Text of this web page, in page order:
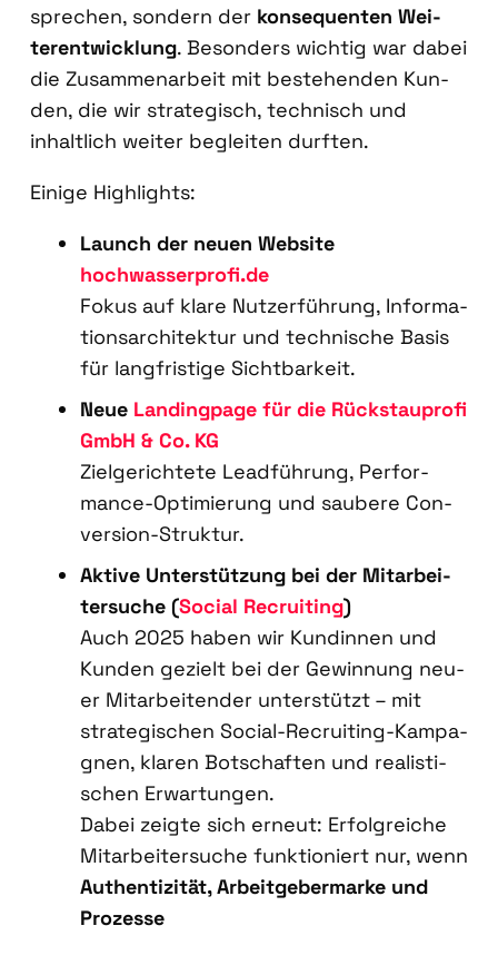
spre­chen, son­dern der kon­se­quen­ten Wei­
ter­ent­wick­lung. Beson­ders wich­tig war dabei
die Zusam­men­ar­beit mit bestehen­den Kun­
den, die wir stra­te­gisch, tech­nisch und
inhalt­lich wei­ter beglei­ten durf­ten.
Eini­ge High­lights:
Launch der neu­en Web­site
hochwasserprofi.de
Fokus auf kla­re Nut­zer­füh­rung, Infor­ma­
ti­ons­ar­chi­tek­tur und tech­ni­sche Basis
für lang­fris­ti­ge Sicht­bar­keit.
Neue Landing­pa­ge für die Rück­stau­pro­fi
GmbH & Co. KG
Ziel­ge­rich­te­te Lead­füh­rung, Per­for­
mance-Opti­mie­rung und sau­be­re Con­
ver­si­on-Struk­tur.
Akti­ve Unter­stüt­zung bei der Mit­ar­bei­
ter­su­che (Social Recrui­ting)
Auch 2025 haben wir Kun­din­nen und
Kun­den gezielt bei der Gewin­nung neu­
er Mit­ar­bei­ten­der unter­stützt – mit
stra­te­gi­schen Social-Recrui­ting-Kam­pa­
gnen, kla­ren Bot­schaf­ten und rea­lis­ti­
schen Erwar­tun­gen.
Dabei zeig­te sich erneut: Erfolg­rei­che
Mit­ar­bei­ter­su­che funk­tio­niert nur, wenn
Authen­ti­zi­tät, Arbeit­ge­ber­mar­ke und
Pro­zes­se